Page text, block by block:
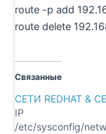
route -p add
route delete
Связанные
СЕТИ REDHAT &
IP
/etc/sysconfig/